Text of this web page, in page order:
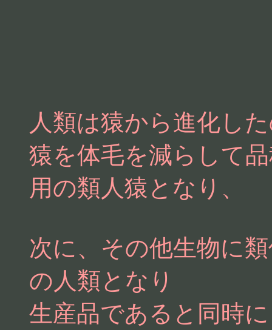
人類は猿から進化し
猿を体毛を減らして
用の類人猿となり、
次に、その他生物に
の人類となり
生産品であると同時